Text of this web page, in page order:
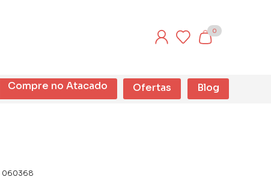
0
Compre no Atacado Ofertas Blog
060368